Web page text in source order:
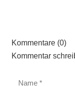
Kommentare (0)
Kommentar